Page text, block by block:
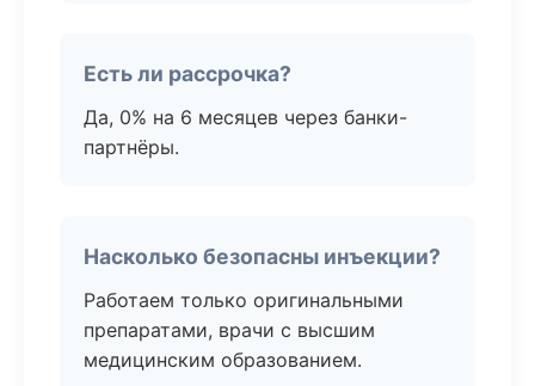
Есть ли рассрочка?
Да, 0% на 6 месяцев через банки-
партнёры.
Насколько безопасны инъекции?
Работаем только оригинальными
препаратами, врачи с высшим
медицинским образованием.